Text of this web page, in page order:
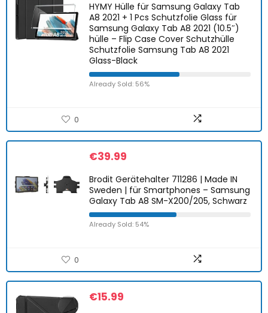
HYMY Hülle für Samsung Galaxy Tab
A8 2021 + 1 Pcs Schutzfolie Glass für
Samsung Galaxy Tab A8 2021 (10.5″)
hülle – Flip Case Cover Schutzhülle
Schutzfolie Samsung Tab A8 2021
Glass-Black
Already Sold: 56%
0
€39.99
Brodit Gerätehalter 711286 | Made IN
Sweden | für Smartphones – Samsung
Galaxy Tab A8 SM-X200/205, Schwarz
Already Sold: 54%
0
€15.99